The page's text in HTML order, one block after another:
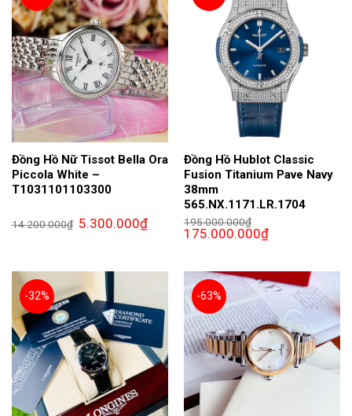
Đồng Hồ Nữ Tissot Bella Ora
Piccola White –
T1031101103300
14.200.000₫ Giá
gốc
5.300.000₫Giá
hiện
Đồng Hồ Hublot Classic
Fusion Titanium Pave Navy
38mm
565.NX.1171.LR.1704
195.000.000₫
Giá
gốc
175.000.000₫Giá
hiện
175.000.000₫.
-32%
-63%